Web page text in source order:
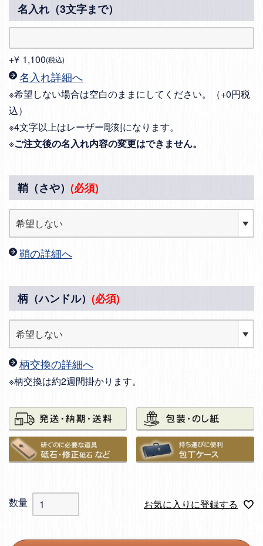
名入れ（3文字まで）
+¥ 1,100 税込
名入れ詳細へ
※希望しない場合は空白のままにしてください。（+0円税
込）
※4文字以上はレーザー彫刻になります。
※ご注文後の名入れ内容の変更はできません。
鞘（さや） (必須)
鞘の詳細へ
柄（ハンドル） (必須)
柄交換の詳細へ
※柄交換は約2週間掛かります。
お気に入りに登録する